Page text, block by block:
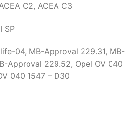
C2, ACEA C3
SP
04, MB-Approval 229.31, MB-
Approval 229.52, Opel OV 040
040 1547 – D30